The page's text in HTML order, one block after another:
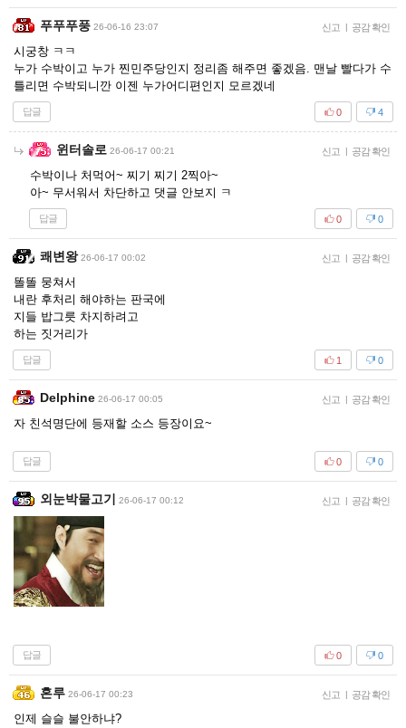
푸푸푸풍 26-06-16 23:07 신고 | 공감 확인
시궁창 ㅋㅋ
누가 수박이고 누가 찐민주당인지 정리좀 해주면 좋겠음. 맨날 빨다가 수
틀리면 수박되니깐 이젠 누가어디편인지 모르겠네
답글 4
0
윈터솔로 26-06-17 00:21 신고 | 공감 확인
수박이나 처먹어~ 찌기 찌기 2찍아~
아~ 무서워서 차단하고 댓글 안보지 ㅋ
답글 0
0
쾌변왕 26-06-17 00:02 신고 | 공감 확인
똘똘 뭉쳐서
내란 후처리 해야하는 판국에
지들 밥그릇 차지하려고
하는 짓거리가
답글 0
1
Delphine 26-06-17 00:05 신고 | 공감 확인
자 친석명단에 등재할 소스 등장이요~
답글 0
0
외눈박물고기 26-06-17 00:12 신고 | 공감 확인
답글 0
0
혼루 26-06-17 00:23 신고 | 공감 확인
인제 슬슬 불안하냐?